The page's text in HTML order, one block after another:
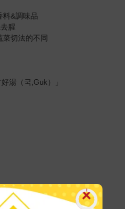
料&調味品
腥
切法的不同
湯（국,Guk）」